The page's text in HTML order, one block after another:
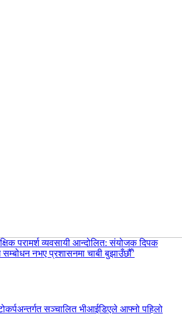
परामर्श व्यवसायी आन्दोलित: संयोजक दिपक
नभए प्रशासनमा चाबी बुझाउँछौँ’
सञ्चालित भीआईडिएले आफ्नो पहिलो